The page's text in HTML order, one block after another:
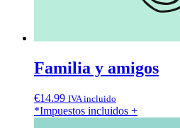
Familia y amigos
€14.99 IVA incluido
*Impuestos incluidos +